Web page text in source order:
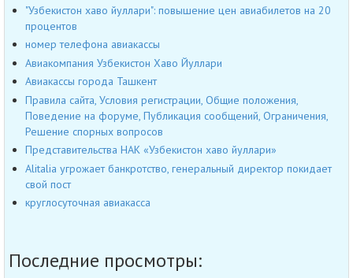
"Узбекистон хаво йуллари": повышение цен авиабилетов на 20
процентов
номер телефона авиакассы
Авиакомпания Узбекистон Хаво Йуллари
Авиакассы города Ташкент
Правила сайта, Условия регистрации, Общие положения,
Поведение на форуме, Публикация сообщений, Ограничения,
Решение спорных вопросов
Представительства НАК «Узбекистон хаво йуллари»
Alitalia угрожает банкротство, генеральный директор покидает
свой пост
круглосуточная авиакасса
Последние просмотры: